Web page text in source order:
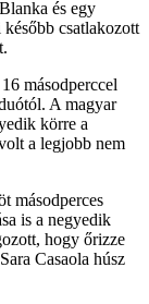
és egy
csatlakozott
másodperccel
A magyar
körre a
a legjobb nem
másodperces
is a negyedik
hogy őrizze
Casaola húsz